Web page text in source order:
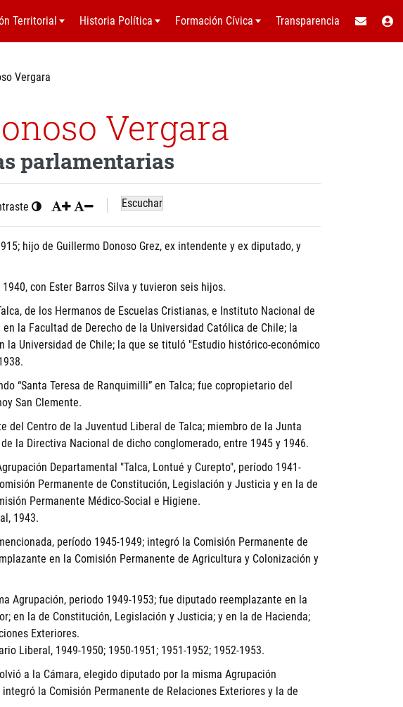
Territorial Historia Política Formación Cívica Transparencia
Vergara
Vergara
parlamentarias
Escuchar
hijo de Guillermo Donoso Grez, ex intendente y ex diputado, y
con Ester Barros Silva y tuvieron seis hijos.
de los Hermanos de Escuelas Cristianas, e Instituto Nacional de
la Facultad de Derecho de la Universidad Católica de Chile; la
la Universidad de Chile; la que se tituló "Estudio histórico-económico
“Santa Teresa de Ranquimilli” en Talca; fue copropietario del
San Clemente.
del Centro de la Juventud Liberal de Talca; miembro de la Junta
la Directiva Nacional de dicho conglomerado, entre 1945 y 1946.
Departamental "Talca, Lontué y Curepto", período 1941-
Permanente de Constitución, Legislación y Justicia y en la de
Permanente Médico-Social e Higiene.
1943.
período 1945-1949; integró la Comisión Permanente de
en la Comisión Permanente de Agricultura y Colonización y
Agrupación, periodo 1949-1953; fue diputado reemplazante en la
en la de Constitución, Legislación y Justicia; y en la de Hacienda;
Exteriores.
Liberal, 1949-1950; 1950-1951; 1951-1952; 1952-1953.
a la Cámara, elegido diputado por la misma Agrupación
la Comisión Permanente de Relaciones Exteriores y la de